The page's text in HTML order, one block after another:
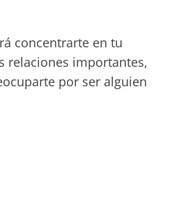
concentrarte en tu
relaciones importantes,
por ser alguien